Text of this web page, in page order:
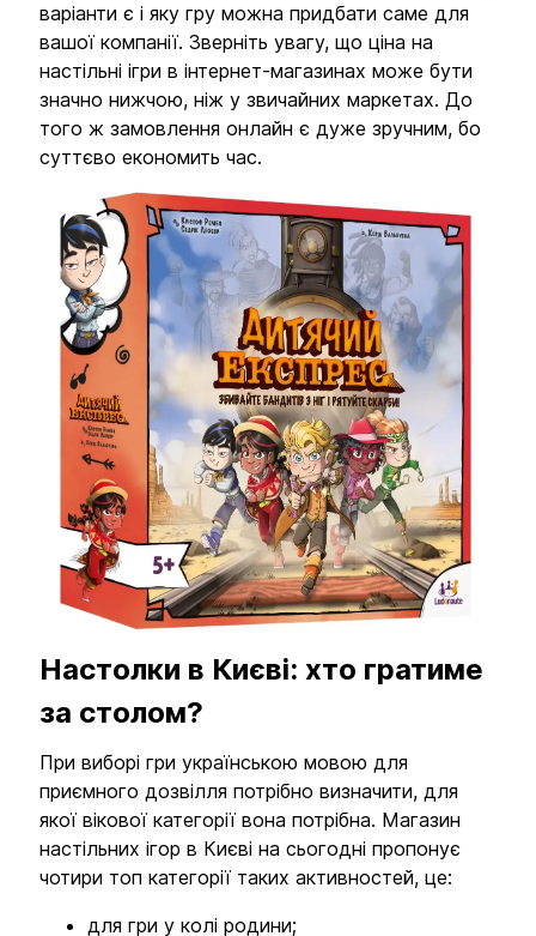
варіанти є і яку гру можна придбати саме для
вашої компанії. Зверніть увагу, що ціна на
настільні ігри в інтернет-магазинах може бути
значно нижчою, ніж у звичайних маркетах. До
того ж замовлення онлайн є дуже зручним, бо
суттєво економить час.
Настолки в Києві: хто гратиме
за столом?
При виборі гри українською мовою для
приємного дозвілля потрібно визначити, для
якої вікової категорії вона потрібна. Магазин
настільних ігор в Києві на сьогодні пропонує
чотири топ категорії таких активностей, це:
для гри у колі родини;
Новини та статті
Повернення та обмін товарів
Політика конфіденційності
Контакти
+380996393746
+380634324164
Замовити дзвінок
kubix.boardgames@gmail.com
Мова сайту:
UA ㅤRU
Ваш кошик зараз порожній
Перегляньте асортимент нашого магазину і ви
обовʼязково знайдете щось цікавеньке